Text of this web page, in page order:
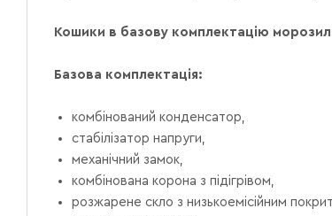
Кошики в базову комплектацію
Базова комплектація:
комбінований конденсатор,
стабілізатор напруги,
механічний замок,
комбінована корона з підігрівом,
розжарене скло з низькоемісійним